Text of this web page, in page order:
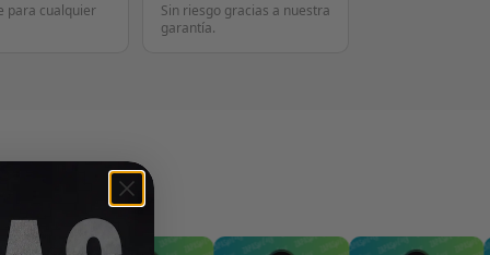
para cualquier
Sin riesgo gracias a nuestra
garantía.